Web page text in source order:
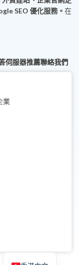
SEO 優化服務。 在
伺服器推薦聯絡我們
業